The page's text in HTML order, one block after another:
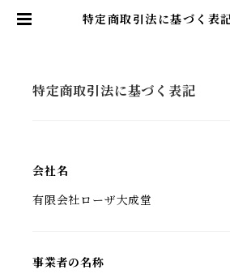
特定商取引法に基づく表
特定商取引法に基づく表記
会社名
有限会社ローザ大成堂
事業者の名称